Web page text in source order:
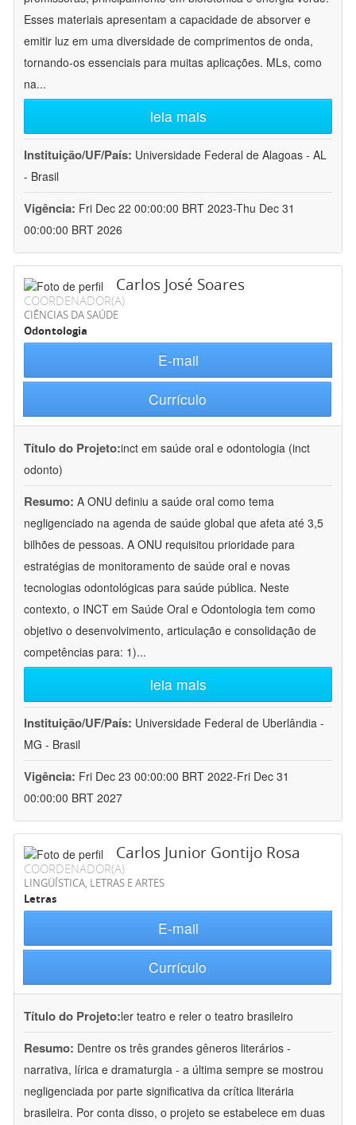
Esses materiais apresentam a capacidade de absorver e
emitir luz em uma diversidade de comprimentos de onda,
tornando-os essenciais para muitas aplicações. MLs, como
na...
leia mais
Instituição/UF/País: Universidade Federal de Alagoas - AL
- Brasil
Vigência: Fri Dec 22 00:00:00 BRT 2023-Thu Dec 31
00:00:00 BRT 2026
Carlos José Soares
COORDENADOR(A)
CIÊNCIAS DA SAÚDE
Odontologia
E-mail
Currículo
Título do Projeto:inct em saúde oral e odontologia (inct
odonto)
Resumo: A ONU definiu a saúde oral como tema
negligenciado na agenda de saúde global que afeta até 3,5
bilhões de pessoas. A ONU requisitou prioridade para
estratégias de monitoramento de saúde oral e novas
tecnologias odontológicas para saúde pública. Neste
contexto, o INCT em Saúde Oral e Odontologia tem como
objetivo o desenvolvimento, articulação e consolidação de
competências para: 1)...
leia mais
Instituição/UF/País: Universidade Federal de Uberlândia -
MG - Brasil
Vigência: Fri Dec 23 00:00:00 BRT 2022-Fri Dec 31
00:00:00 BRT 2027
Carlos Junior Gontijo Rosa
COORDENADOR(A)
LINGÜÍSTICA, LETRAS E ARTES
Letras
E-mail
Currículo
Título do Projeto:ler teatro e reler o teatro brasileiro
Resumo: Dentre os três grandes gêneros literários -
narrativa, lírica e dramaturgia - a última sempre se mostrou
negligenciada por parte significativa da crítica literária
brasileira. Por conta disso, o projeto se estabelece em duas